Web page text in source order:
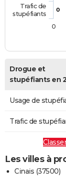
0
Trafic de
stupéfiants
0
Drogue et
stupéfiants en
Usage de
Trafic de
Les villes à
Cinais (37500)